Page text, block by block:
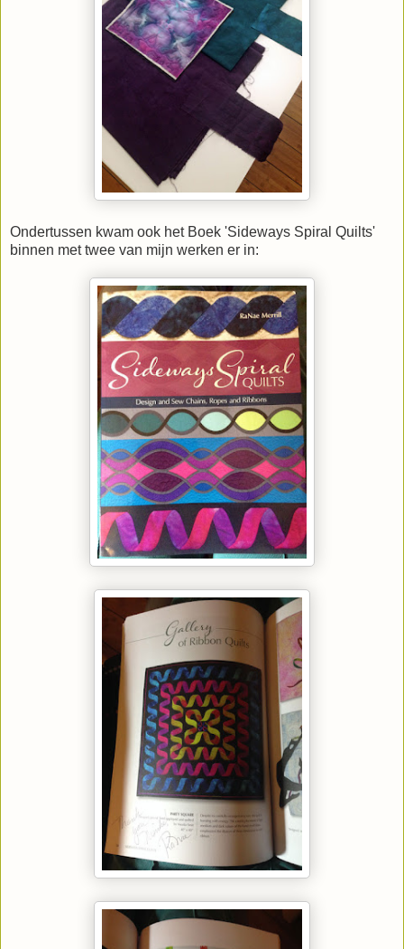
Ondertussen kwam ook het Boek 'Sideways Spiral Quilts'
binnen met twee van mijn werken er in: